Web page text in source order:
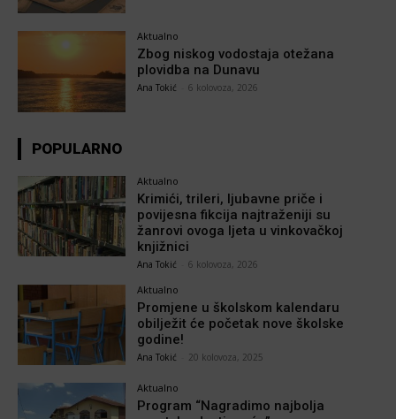
Aktualno
Zbog niskog vodostaja otežana
plovidba na Dunavu
Ana Tokić 6 kolovoza, 2026
POPULARNO
Aktualno
Krimići, trileri, ljubavne priče i
povijesna fikcija najtraženiji su
žanrovi ovoga ljeta u vinkovačkoj
knjižnici
Ana Tokić 6 kolovoza, 2026
Aktualno
Promjene u školskom kalendaru
obilježit će početak nove školske
godine!
Ana Tokić 20 kolovoza, 2025
Aktualno
Program “Nagradimo najbolja